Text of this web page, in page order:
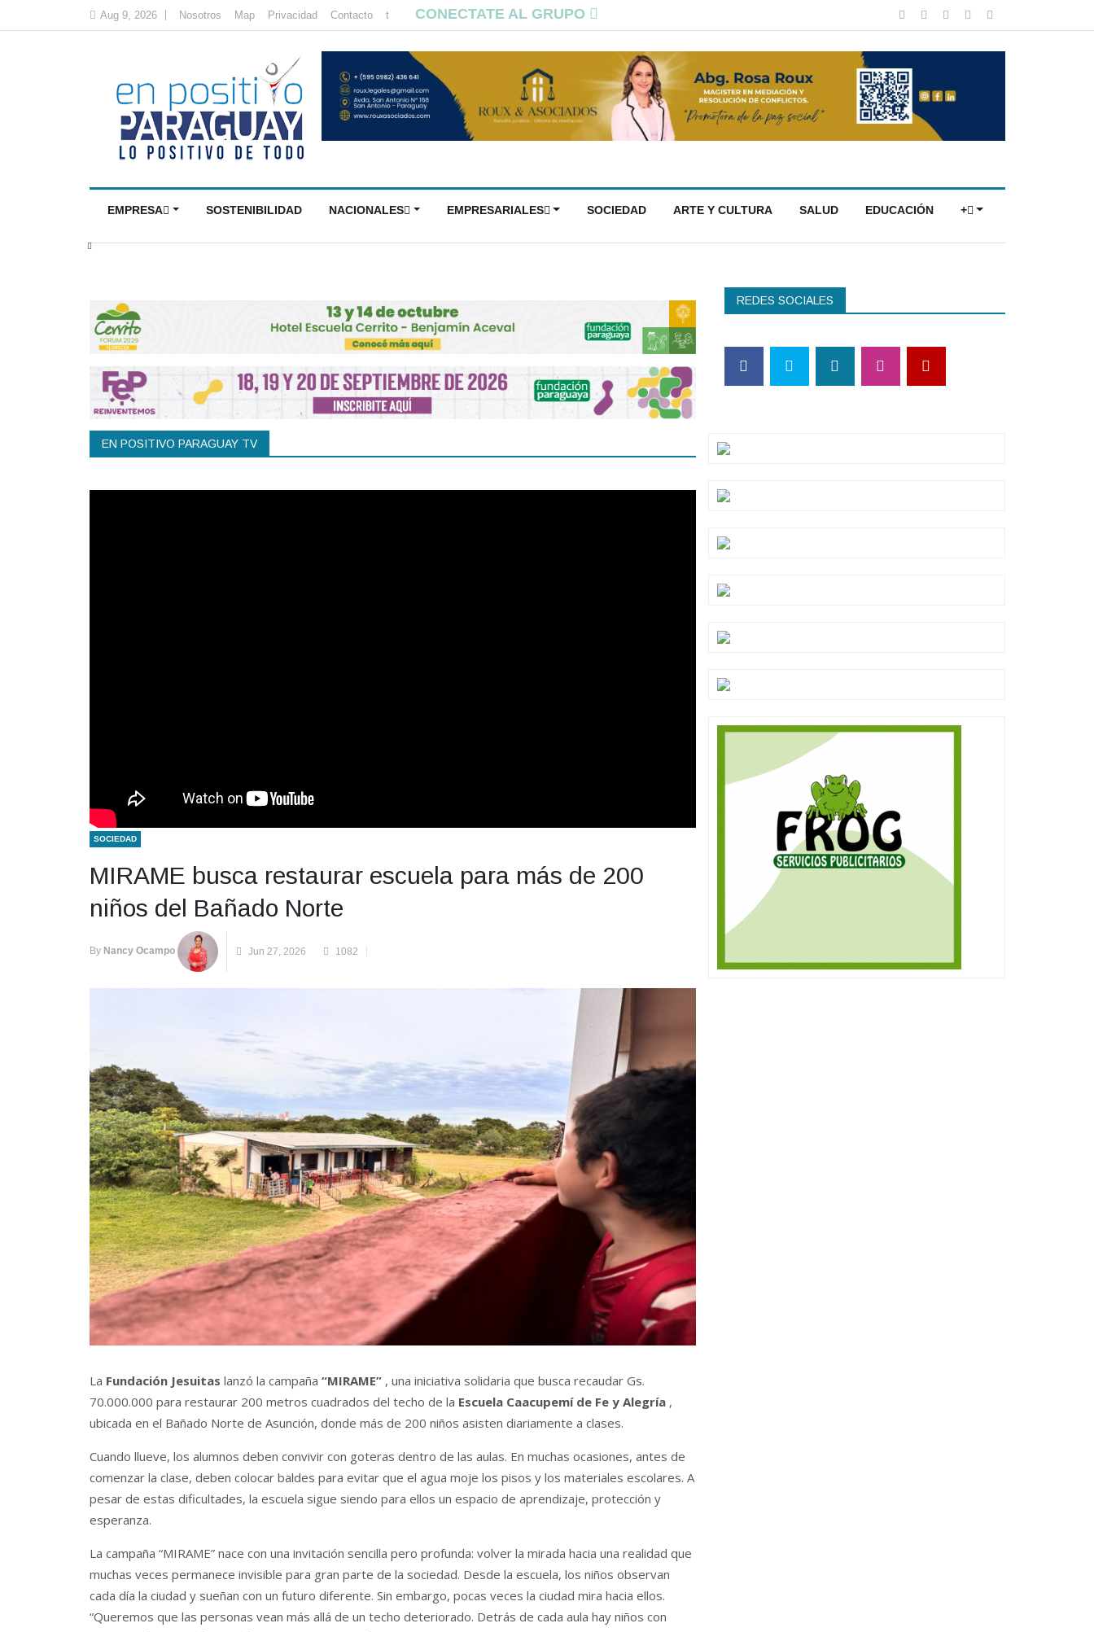
Aug 9, 2026 Nosotros Map Privacidad Contacto t CONECTATE AL GRUPO
EMPRESA SOSTENIBILIDAD NACIONALES EMPRESARIALES SOCIEDAD ARTE Y CULTURA SALUD EDUCACIÓN +
EN POSITIVO PARAGUAY TV
SOCIEDAD
MIRAME busca restaurar escuela para más de 200
niños del Bañado Norte
By Nancy Ocampo Jun 27, 2026 1082
La Fundación Jesuitas lanzó la campaña “MIRAME”, una iniciativa solidaria que busca recaudar Gs.
70.000.000 para restaurar 200 metros cuadrados del techo de la Escuela Caacupemí de Fe y Alegría,
ubicada en el Bañado Norte de Asunción, donde más de 200 niños asisten diariamente a clases.
Cuando llueve, los alumnos deben convivir con goteras dentro de las aulas. En muchas ocasiones, antes de
comenzar la clase, deben colocar baldes para evitar que el agua moje los pisos y los materiales escolares. A
pesar de estas dificultades, la escuela sigue siendo para ellos un espacio de aprendizaje, protección y
esperanza.
La campaña “MIRAME” nace con una invitación sencilla pero profunda: volver la mirada hacia una realidad que
muchas veces permanece invisible para gran parte de la sociedad. Desde la escuela, los niños observan
cada día la ciudad y sueñan con un futuro diferente. Sin embargo, pocas veces la ciudad mira hacia ellos.
“Queremos que las personas vean más allá de un techo deteriorado. Detrás de cada aula hay niños con
REDES SOCIALES